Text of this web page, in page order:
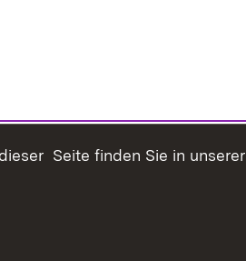
Seite finden Sie in unserer